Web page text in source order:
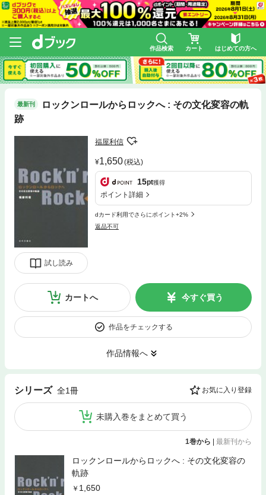
作品検索 カート はじめての方へ
最新刊
ロックンロールからロックへ : その文化変容の軌
跡
試し読み
福屋利信
1,650(税込)
15pt獲得
ポイント詳細
dカード利用でさらにポイント+2%
返品不可
カートへ 今すぐ買う
作品をチェックする
作品情報へ
シリーズ 全1冊 お気に入り登録
未購入巻をまとめて買う
1巻から | 最新刊から
ロックンロールからロックへ : その文化変容の
軌跡
1,650